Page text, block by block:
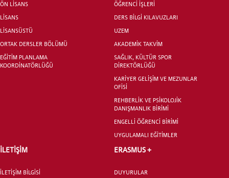
INTERNATIONAL
STUDENT
ÖN LİSANS
LİSANS
LİSANSÜSTÜ
ORTAK DERSLER BÖLÜMÜ
EĞİTİM PLANLAMA
KOORDİNATÖRLÜĞÜ
ÖĞRENCİ İŞLERİ
DERS BİLGİ KILAVUZLARI
UZEM
AKADEMİK TAKVİM
SAĞLIK, KÜLTÜR SPOR
DİREKTÖRLÜĞÜ
KARİYER GELİŞİM VE MEZUNLAR
OFİSİ
REHBERLİK VE PSİKOLOJİK
DANIŞMANLIK BİRİMİ
ENGELLİ ÖĞRENCİ BİRİMİ
UYGULAMALI EĞİTİMLER
İLETİŞİM
İLETİŞİM BİLGİSİ
ERASMUS +
DUYURULAR